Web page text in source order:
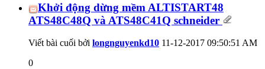
Khởi động dừng mềm ALTISTART48
ATS48C48Q và ATS48C41Q schneider
Viết bài cuối bởi longnguyenkd10 11-12-2017 09:50:51 AM
0